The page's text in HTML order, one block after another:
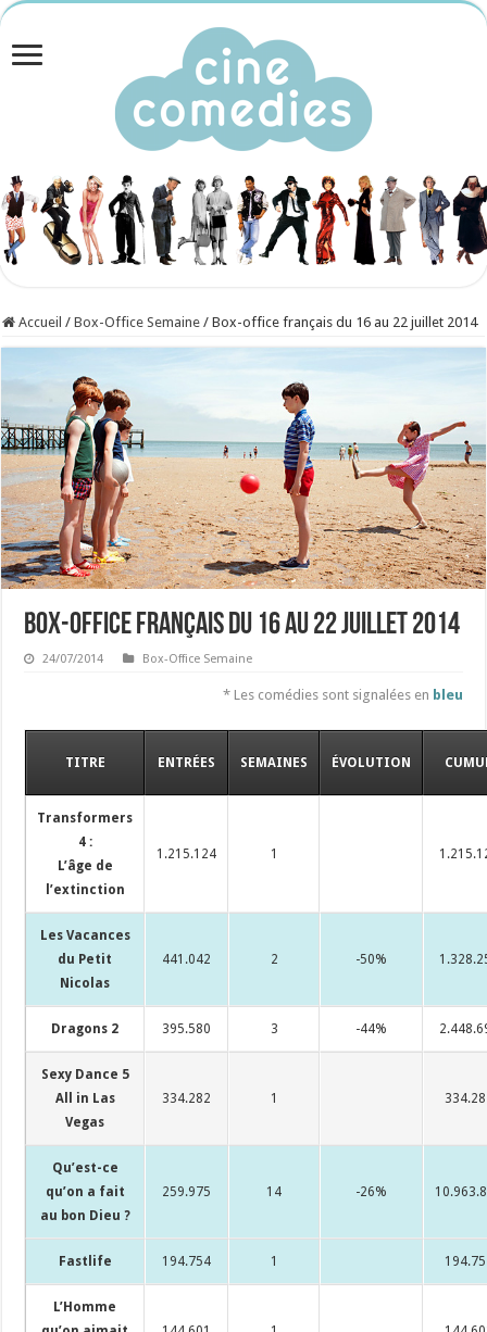
Accueil / Box-Office Semaine / Box-office français du 16 au 22 juillet 2014
Box-office français du 16 au 22 juillet 2014
24/07/2014 Box-Office Semaine
* Les comédies sont signalées en bleu
TITRE ENTRÉES SEMAINES ÉVOLUTION
Transformers
4 :
L’âge de
l’extinction
1.215.124 1
Les Vacances
du Petit
Nicolas
441.042 2 -50%
Dragons 2 395.580 3 -44%
Sexy Dance 5
All in Las
Vegas
334.282 1
Qu’est-ce
qu’on a fait
au bon Dieu ?
259.975 14 -26%
Fastlife 194.754 1
L’Homme